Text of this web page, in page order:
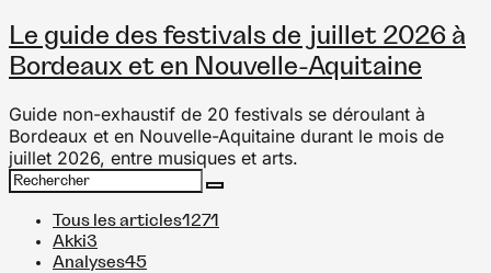
Le guide des festivals de juillet 2026 à
Bordeaux et en Nouvelle-Aquitaine
Guide non-exhaustif de 20 festivals se déroulant à
Bordeaux et en Nouvelle-Aquitaine durant le mois de
juillet 2026, entre musiques et arts.
Search
for:
Search
Tous les articles1271
Akki3
Analyses45